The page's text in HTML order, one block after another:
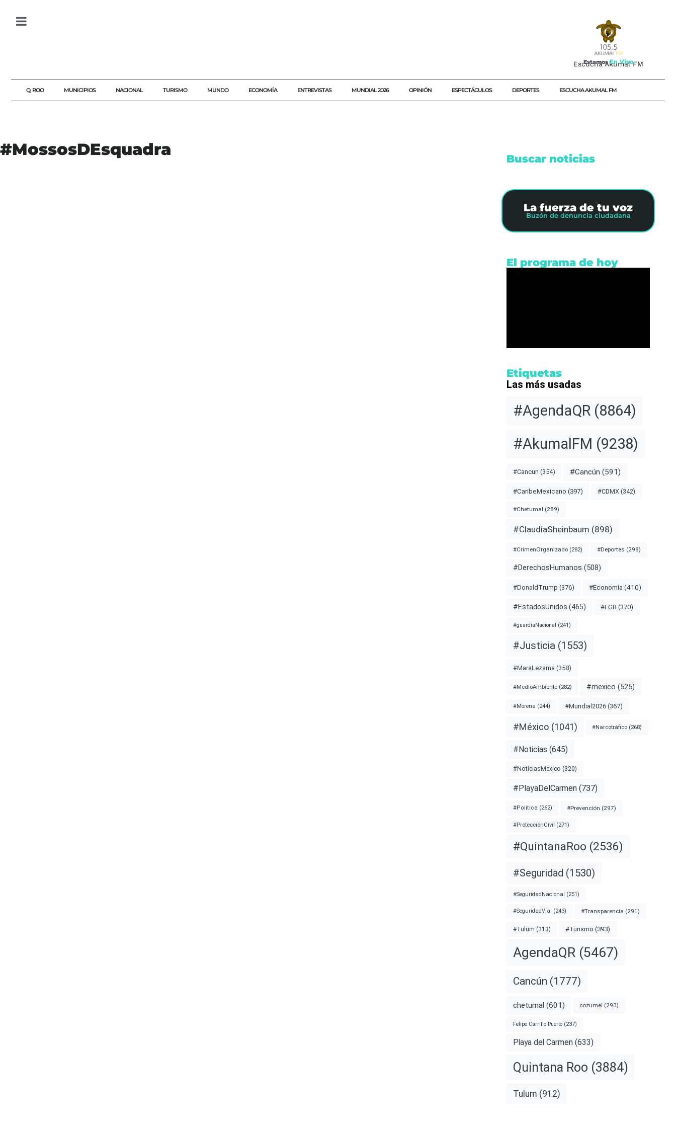
Escucha Akumal FM
Estamos En Vivo
Q. ROO MUNICIPIOS NACIONAL TURISMO MUNDO ECONOMÍA ENTREVISTAS MUNDIAL 2026 OPINIÓN ESPECTÁCULOS DEPORTES ESCUCHA AKUMAL FM
#MossosDEsquadra Buscar noticias
La fuerza de tu voz
Buzón de denuncia ciudadana
El programa de hoy
Etiquetas
Las más usadas
#AgendaQR(8864)
#AkumalFM (9238)
#Cancun (354) #Cancún (591)
#CaribeMexicano (397) #CDMX(342)
#Chetumal (289)
#ClaudiaSheinbaum (898)
#CrimenOrganizado(282) #Deportes (298)
#DerechosHumanos (508)
#DonaldTrump (376) #Economía (410)
#EstadosUnidos (465) #FGR (370)
#guardiaNacional (241)
#Justicia (1553)
#MaraLezama (358)
#MedioAmbiente(282) #mexico (525)
#Morena (244) #Mundial2026(367)
#México(1041) #Narcotráfico(268)
#Noticias (645)
#NoticiasMexico (320)
#PlayaDelCarmen(737)
#Política (262) #Prevención (297)
#ProtecciónCivil (271)
#QuintanaRoo (2536)
#Seguridad (1530)
#SeguridadNacional (251)
#SeguridadVial (243) #Transparencia (291)
#Tulum (313) #Turismo (393)
AgendaQR(5467)
Cancún (1777)
chetumal (601) cozumel (293)
Felipe Carrillo Puerto(237)
Playa del Carmen (633)
Quintana Roo (3884)
Tulum (912)